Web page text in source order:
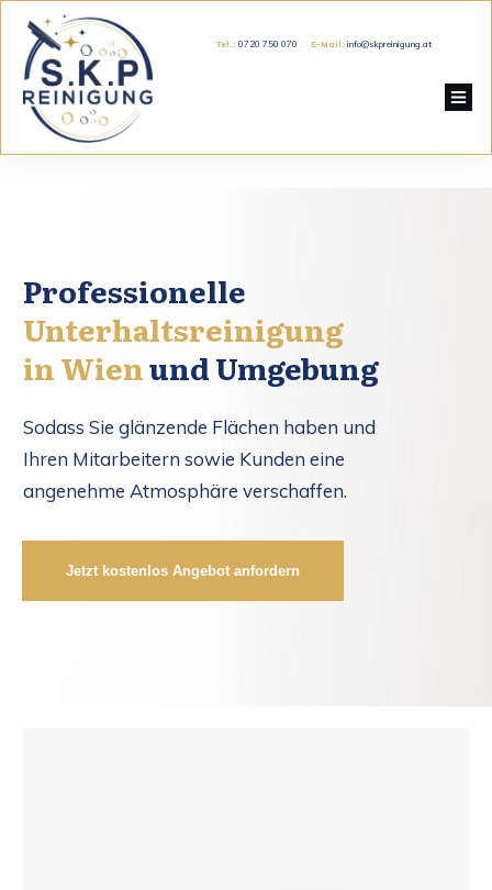
Tel.:0720 750 070 E-Mail:info@skpreinigung.at
Professionelle
Unterhaltsreinigung
inWienund Umgebung
Sodass Sie glänzende Flächen haben und
Ihren Mitarbeitern sowie Kunden eine
angenehme Atmosphäre verschaffen.
Jetzt kostenlos Angebot anfordern